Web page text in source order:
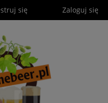
się Zaloguj się